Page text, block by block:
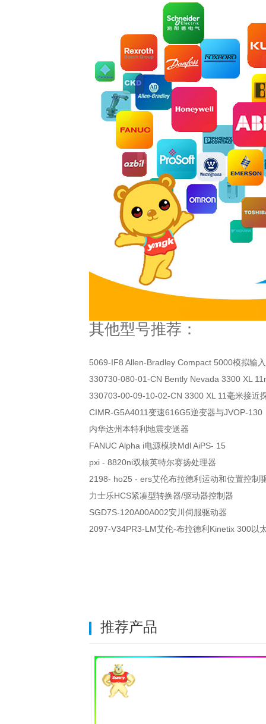
其他型号推荐：
5069-IF8 Allen-Bradley Compact 5000模拟输
330730-080-01-CN Bently Nevada 3300 XL
330703-00-09-10-02-CN 3300 XL 11毫米接近
CIMR-G5A4011变速616G5逆变器与JVOP-130
内华达州本特利地震变送器
FANUC Alpha i电源模块Mdl AiPS- 15
pxi - 8820ni双核英特尔赛扬处理器
2198- ho25 - ers艾伦布拉德利运动和位置控制
力士乐HCS紧凑型转换器/驱动器控制器
SGD7S-120A00A002安川伺服驱动器
2097-V34PR3-LM艾伦-布拉德利Kinetix 300以
推荐产品